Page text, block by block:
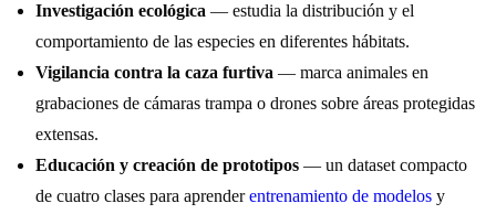
Investigación ecológica — estudia la distribución y el
comportamiento de las especies en diferentes hábitats.
Vigilancia contra la caza furtiva — marca animales en
grabaciones de cámaras trampa o drones sobre áreas protegidas
extensas.
Educación y creación de prototipos — un dataset compacto
de cuatro clases para aprenderentrenamiento de modelos y